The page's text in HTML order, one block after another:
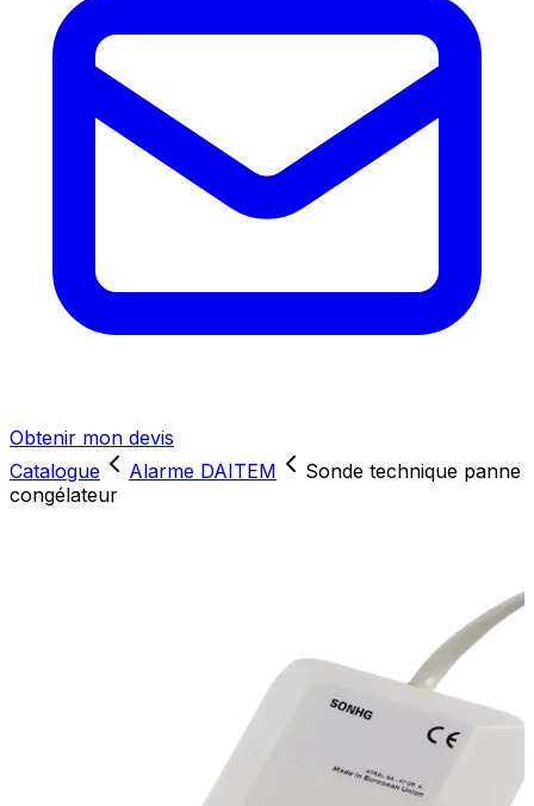
Obtenir mon devis
Catalogue
Alarme DAITEM
Sonde technique panne
congélateur